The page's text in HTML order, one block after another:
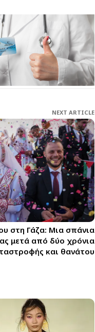
NEXT ARTICLE
στη Γάζα: Μια σπάνια
μετά από δύο χρόνια
και θανάτου